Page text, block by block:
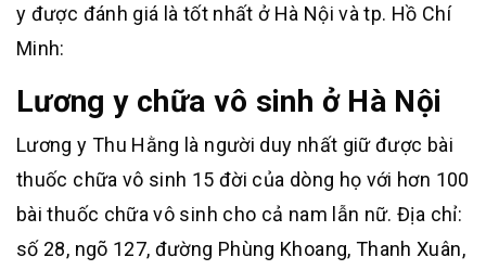
y được đánh giá là tốt nhất ở Hà Nội và tp. Hồ Chí
Minh:
Lương y chữa vô sinh ở Hà Nội
Lương y Thu Hằng là người duy nhất giữ được bài
thuốc chữa vô sinh 15 đời của dòng họ với hơn 100
bài thuốc chữa vô sinh cho cả nam lẫn nữ. Địa chỉ:
số 28, ngõ 127, đường Phùng Khoang, Thanh Xuân,